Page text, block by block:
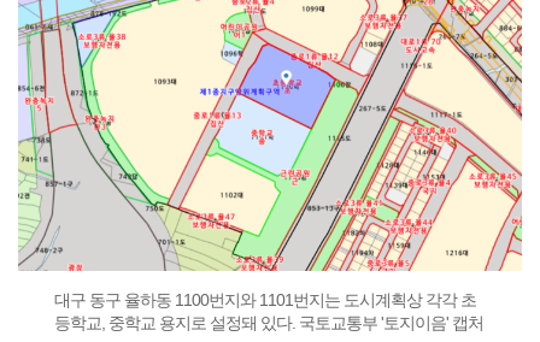
대구 동구 율하동 1100번지와 1101번지는 도시계획상 각각 초
등학교, 중학교 용지로 설정돼 있다. 국토교통부 '토지이음' 캡처